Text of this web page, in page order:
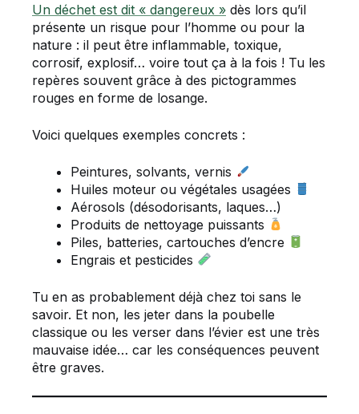
Un déchet est dit « dangereux » dès lors qu’il
présente un risque pour l’homme ou pour la
nature : il peut être inflammable, toxique,
corrosif, explosif… voire tout ça à la fois ! Tu les
repères souvent grâce à des pictogrammes
rouges en forme de losange.
Voici quelques exemples concrets :
Peintures, solvants, vernis
Huiles moteur ou végétales usagées
Aérosols (désodorisants, laques…)
Produits de nettoyage puissants
Piles, batteries, cartouches d’encre
Engrais et pesticides
Tu en as probablement déjà chez toi sans le
savoir. Et non, les jeter dans la poubelle
classique ou les verser dans l’évier est une très
mauvaise idée… car les conséquences peuvent
être graves.